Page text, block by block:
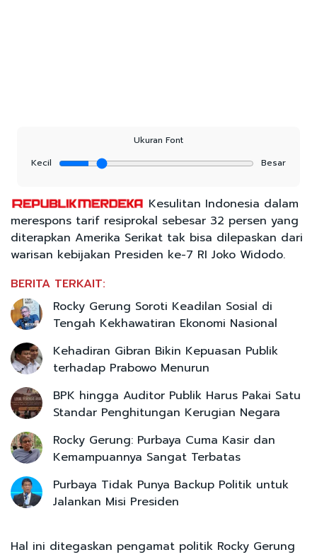
Ukuran Font
Kecil
Besar
Kesulitan Indonesia dalam
merespons tarif resiprokal sebesar 32 persen yang
diterapkan Amerika Serikat tak bisa dilepaskan dari
warisan kebijakan Presiden ke-7 RI Joko Widodo.
BERITA TERKAIT:
Rocky Gerung Soroti Keadilan Sosial di
Tengah Kekhawatiran Ekonomi Nasional
Kehadiran Gibran Bikin Kepuasan Publik
terhadap Prabowo Menurun
BPK hingga Auditor Publik Harus Pakai Satu
Standar Penghitungan Kerugian Negara
Rocky Gerung: Purbaya Cuma Kasir dan
Kemampuannya Sangat Terbatas
Purbaya Tidak Punya Backup Politik untuk
Jalankan Misi Presiden
Hal ini ditegaskan pengamat politik Rocky Gerung